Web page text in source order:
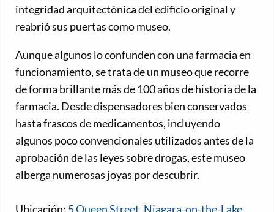
integridad arquitectónica del edificio original y
reabrió sus puertas como museo.
Aunque algunos lo confunden con una farmacia en
funcionamiento, se trata de un museo que recorre
de forma brillante más de 100 años de historia de la
farmacia. Desde dispensadores bien conservados
hasta frascos de medicamentos, incluyendo
algunos poco convencionales utilizados antes de la
aprobación de las leyes sobre drogas, este museo
alberga numerosas joyas por descubrir.
Ubicación: 5 Queen Street, Niagara-on-the-Lake